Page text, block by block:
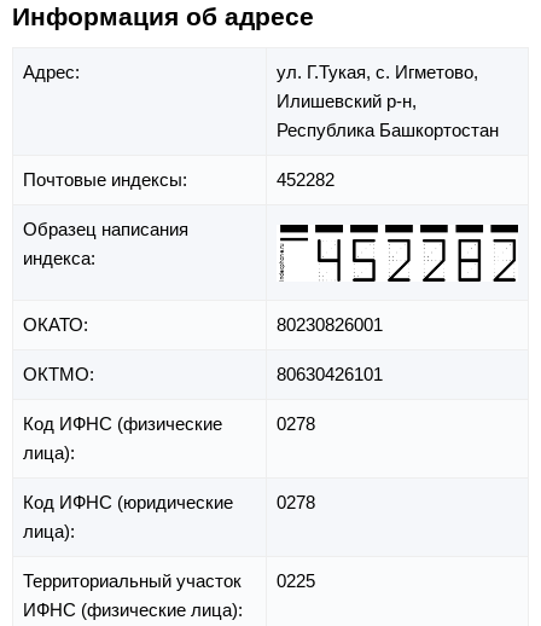
Информация об адресе
Адрес: ул. Г.Тукая, с. Игметово,
Илишевский р-н,
Республика Башкортостан
Почтовые индексы: 452282
Образец написания
индекса:
ОКАТО: 80230826001
ОКТМО: 80630426101
Код ИФНС (физические
лица):
0278
Код ИФНС (юридические
лица):
0278
Территориальный участок
ИФНС (физические лица):
0225